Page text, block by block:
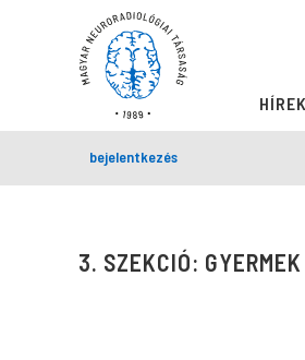
HÍREK
bejelentkezés
3. SZEKCIÓ: